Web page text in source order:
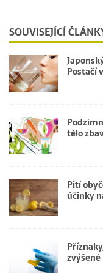
SOUVISEJÍCÍ
Postačí
tělo
Pití
účinky